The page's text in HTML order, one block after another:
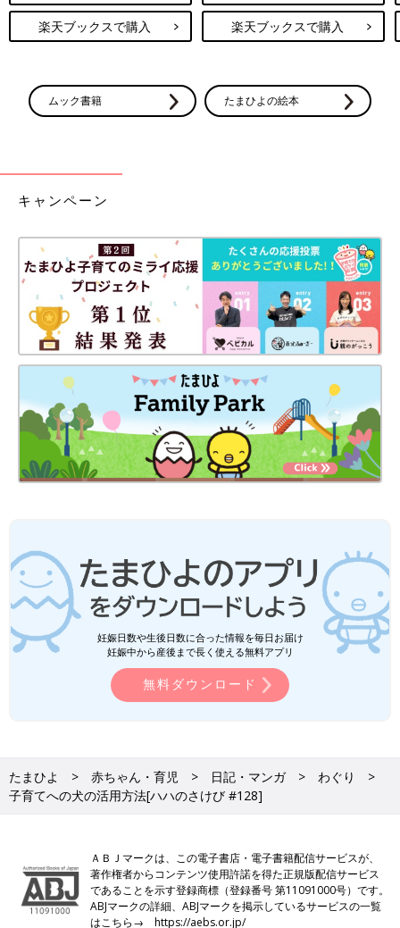
楽天ブックスで購入 楽天ブックスで購入
ムック書籍 たまひよの絵本
キャンペーン
妊娠日数や生後日数に合った情報を毎日お届け
妊娠中から産後まで長く使える無料アプリ
無料ダウンロード
たまひよ 赤ちゃん・育児 日記・マンガ
わぐり
子育てへの犬の活用方法[ハハのさけび #128]
ＡＢＪマークは、この電子書店・電子書籍配信サービスが、
著作権者からコンテンツ使用許諾を得た正規版配信サービス
であることを示す登録商標（登録番号 第11091000号）です。
ABJマークの詳細、ABJマークを掲示しているサービスの一覧
はこちら→https://aebs.or.jp/